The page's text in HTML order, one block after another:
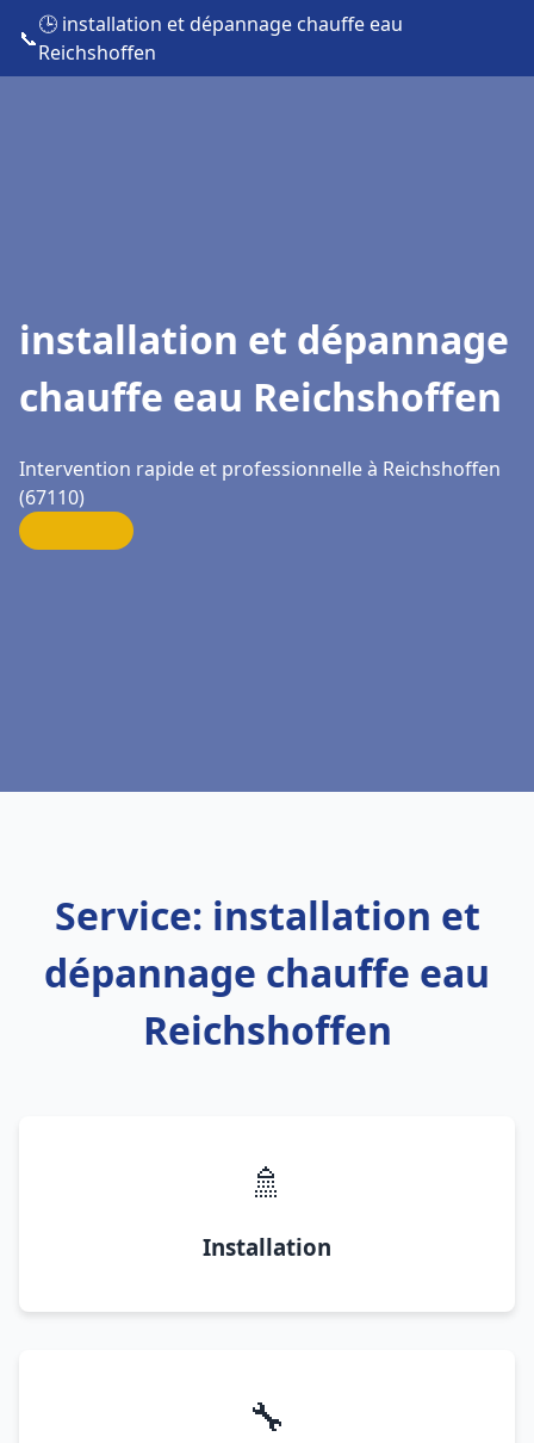
📞
🕒 installation et dépannage chauffe eau
Reichshoffen
installation et dépannage
chauffe eau Reichshoffen
Intervention rapide et professionnelle à Reichshoffen
(67110)
Service: installation et
dépannage chauffe eau
Reichshoffen
🚿
Installation
🔧